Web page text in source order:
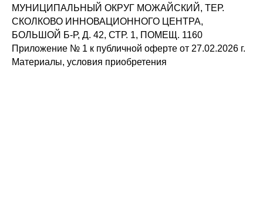
МУНИЦИПАЛЬНЫЙ ОКРУГ МОЖАЙСКИЙ, ТЕР.
СКОЛКОВО ИННОВАЦИОННОГО ЦЕНТРА,
БОЛЬШОЙ Б-Р, Д. 42, СТР. 1, ПОМЕЩ. 1160
Приложение № 1 к публичной оферте от 27.02.2026 г.
Материалы, условия приобретения